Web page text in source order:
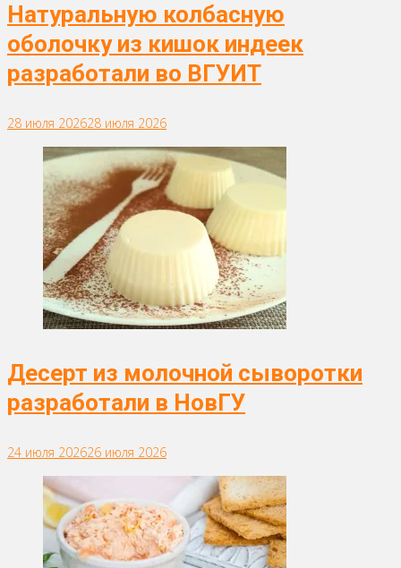
Натуральную колбасную
оболочку из кишок индеек
разработали во ВГУИТ
28 июля 202628 июля 2026
Десерт из молочной сыворотки
разработали в НовГУ
24 июля 202626 июля 2026